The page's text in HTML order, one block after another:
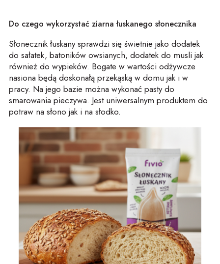
Do czego wykorzystać ziarna łuskanego słonecznika
Słonecznik łuskany sprawdzi się świetnie jako dodatek
do sałatek, batoników owsianych, dodatek do musli jak
również do wypieków. Bogate w wartości odżywcze
nasiona będą doskonałą przekąską w domu jak i w
pracy. Na jego bazie można wykonać pasty do
smarowania pieczywa. Jest uniwersalnym produktem do
potraw na słono jak i na słodko.